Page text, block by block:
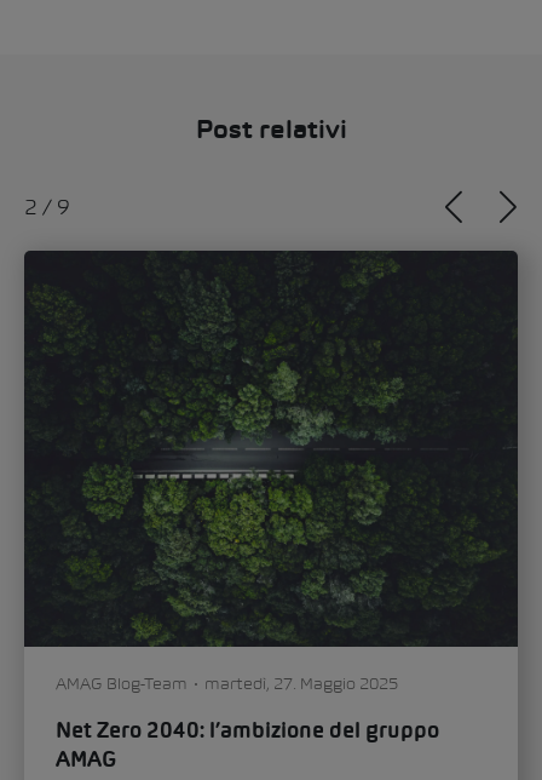
Post relativi
2 / 9
AMAG Blog-Team martedì, 27. Maggio 2025
Net Zero 2040: l’ambizione del gruppo
AMAG